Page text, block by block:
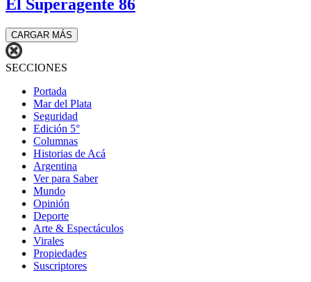
El Superagente 86
CARGAR MÁS
SECCIONES
Portada
Mar del Plata
Seguridad
Edición 5°
Columnas
Historias de Acá
Argentina
Ver para Saber
Mundo
Opinión
Deporte
Arte & Espectáculos
Virales
Propiedades
Suscriptores